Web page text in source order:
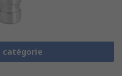
catégorie